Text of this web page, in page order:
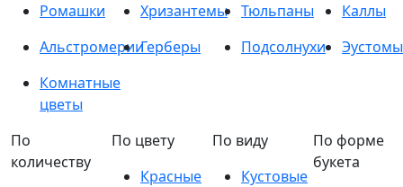
Ромашки
Хризантемы Тюльпаны
Каллы
АльстромерииГерберы Подсолнухи
Эустомы
Комнатные
цветы
По
количеству
По цвету
Красные
По виду
Кустовые
По форме
букета